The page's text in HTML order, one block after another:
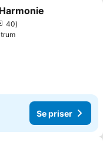
Mina Favoriter
40
Se priser